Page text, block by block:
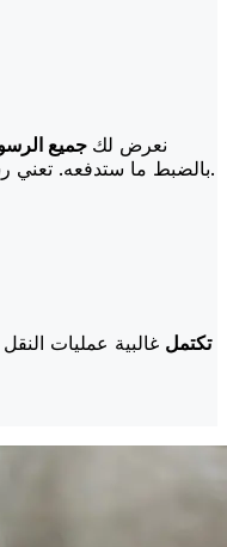
نعرض لك جميع
بالضبط ما ستدفعه. تعني رسومنا المنخفضة المزيد من التوفير لك.
تكتمل غالبية عمليات